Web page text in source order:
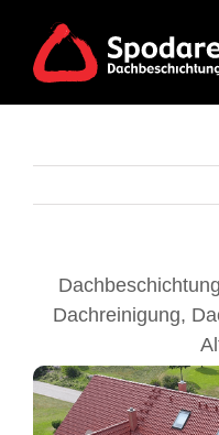
content
Dachreinigung,